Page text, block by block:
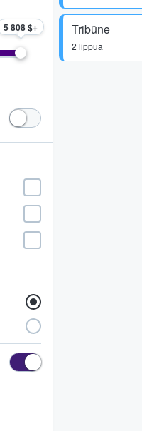
Tribüne
2 lippua
5 808 $